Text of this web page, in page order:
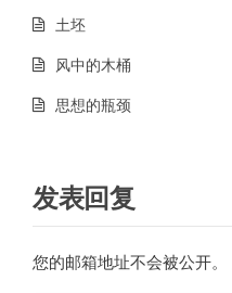
土坯
风中的木桶
思想的瓶颈
发表回复
您的邮箱地址不会被公开。